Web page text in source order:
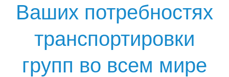
Ваших потребностях
транспортировки
групп во всем мире